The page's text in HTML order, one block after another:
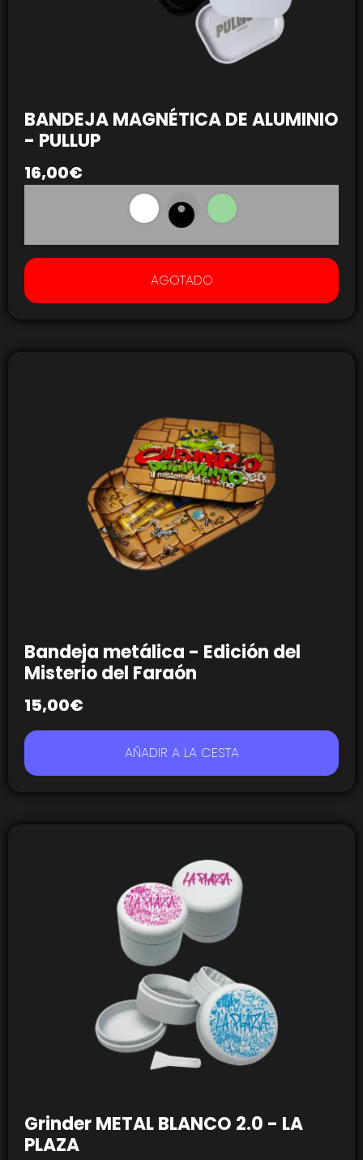
BANDEJA MAGNÉTICA DE ALUMINIO
- PULLUP
16,00€
AGOTADO
Bandeja metálica - Edición del
Misterio del Faraón
15,00€
AÑADIR A LA CESTA
Grinder METAL BLANCO 2.0 - LA
PLAZA